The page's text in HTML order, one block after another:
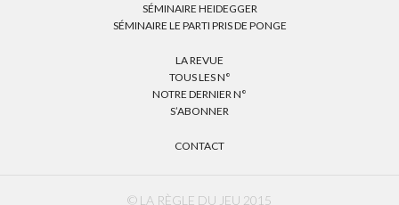
SÉMINAIRE HEIDEGGER
SÉMINAIRE LE PARTI PRIS DE PONGE
LA REVUE
TOUS LES N°
NOTRE DERNIER N°
S’ABONNER
CONTACT
© LA RÈGLE DU JEU 2015